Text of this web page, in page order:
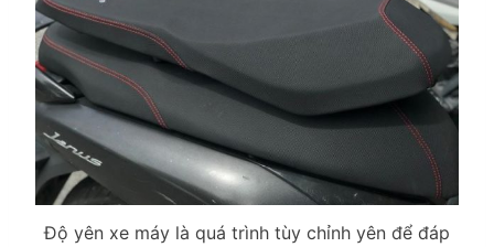
Độ yên xe máy là quá trình tùy chỉnh yên để đáp